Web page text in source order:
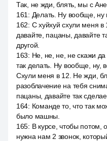
Так, не жди, блять, мы с
161 : Делать. Ну вообще, ну
162: С хуйхуй схули меня
давайте, пацаны, давайте
другой.
163: Не, не, не, не скажи
так делать. Ну вообще, ну,
Схули меня в 12. Не жди,
разоблачение на тебя
пацаны, давайте так
164: Команде то, что так
было машны.
165: В курсе, чтобы
нужна нам 2 звонок,